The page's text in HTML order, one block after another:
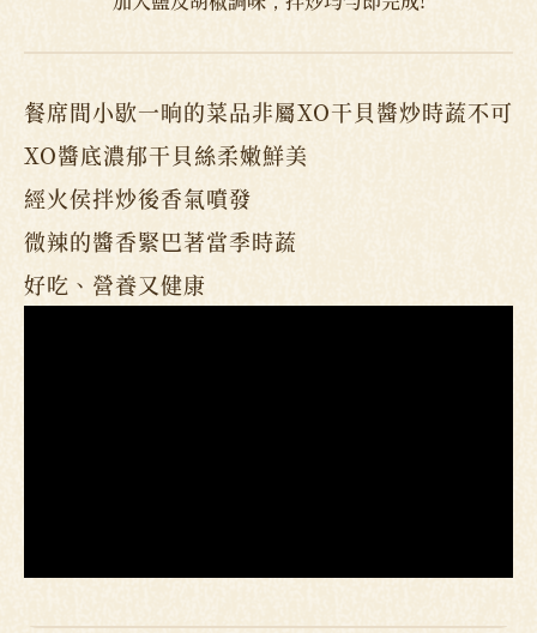
餐席間小歇一晌的菜品非屬XO干貝醬炒時蔬不可
XO醬底濃郁干貝絲柔嫩鮮美
經火侯拌炒後香氣噴發
微辣的醬香緊巴著當季時蔬
好吃、營養又健康